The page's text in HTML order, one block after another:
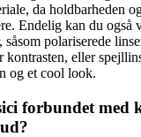
da holdbarheden
Endelig kan du også
polariserede
eller
og et cool look.
forbundet med